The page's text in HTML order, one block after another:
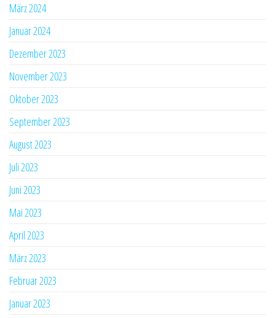
März 2024
Januar 2024
Dezember 2023
November 2023
Oktober 2023
September 2023
August 2023
Juli 2023
Juni 2023
Mai 2023
April 2023
März 2023
Februar 2023
Januar 2023